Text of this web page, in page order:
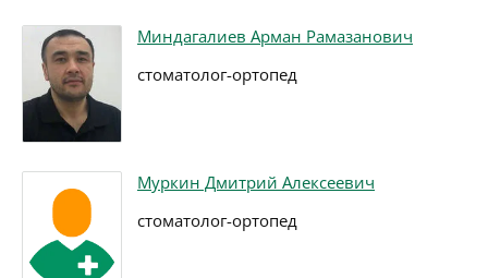
Миндагалиев Арман Рамазанович
стоматолог-ортопед
Муркин Дмитрий Алексеевич
стоматолог-ортопед